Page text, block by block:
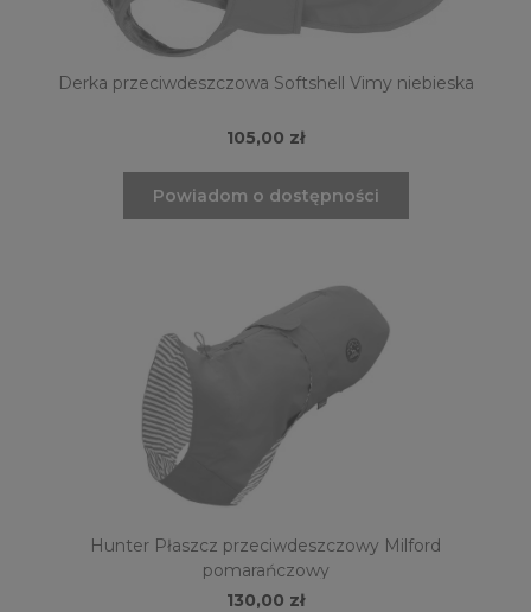
Derka przeciwdeszczowa Softshell Vimy niebieska
105,00 zł
Powiadom o dostępności
Hunter Płaszcz przeciwdeszczowy Milford
pomarańczowy
130,00 zł